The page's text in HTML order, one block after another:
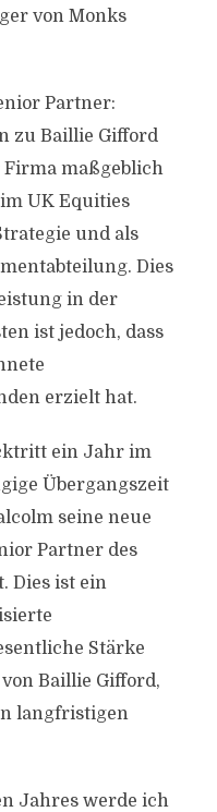
von Monks
Partner:
zu Baillie Gifford
Firma maßgeblich
UK Equities
und als
Dies
in der
ist jedoch, dass
erzielt hat.
ein Jahr im
Übergangszeit
seine neue
Partner des
Dies ist ein
Stärke
Baillie Gifford,
langfristigen
Jahres werde ich